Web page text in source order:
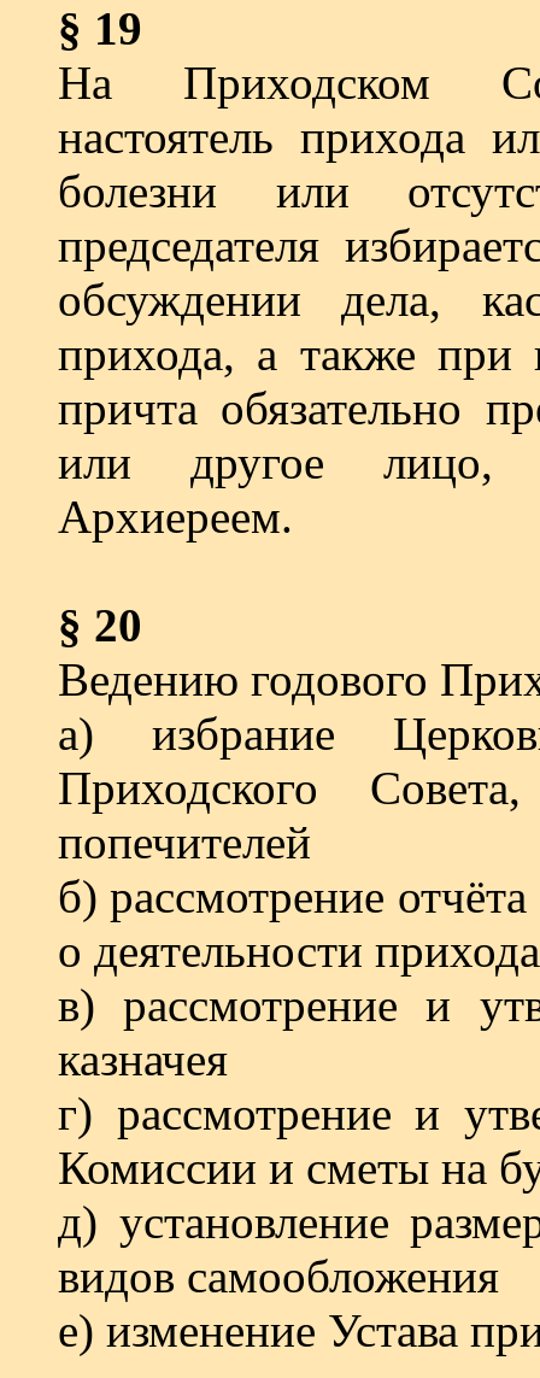
§ 19
На Приходском
настоятель прихода
болезни или
председателя
обсуждении дела,
прихода, а также при
причта обязательно
или другое лицо,
Архиереем.
§ 20
Ведению годового
а) избрание
Приходского
попечителей
б) рассмотрение
о деятельности
в) рассмотрение и
казначея
г) рассмотрение и
Комиссии и сметы на
д) установление
видов самообложения
е) изменение Устава